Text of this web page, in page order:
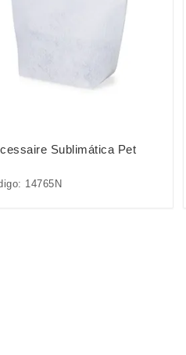
Sublimática Pet
14765N